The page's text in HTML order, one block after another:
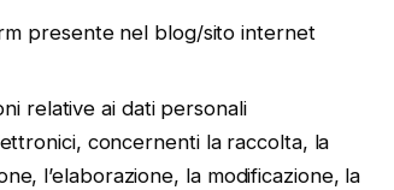
presente nel blog/sito internet
relative ai dati personali
concernenti la raccolta, la
l’elaborazione, la modificazione, la